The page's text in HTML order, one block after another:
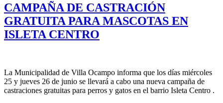
CAMPAÑA DE CASTRACIÓN
GRATUITA PARA MASCOTAS EN
ISLETA CENTRO
La Municipalidad de Villa Ocampo informa que los días miércoles
25 y jueves 26 de junio se llevará a cabo una nueva campaña de
castraciones gratuitas para perros y gatos en el barrio Isleta Centro .